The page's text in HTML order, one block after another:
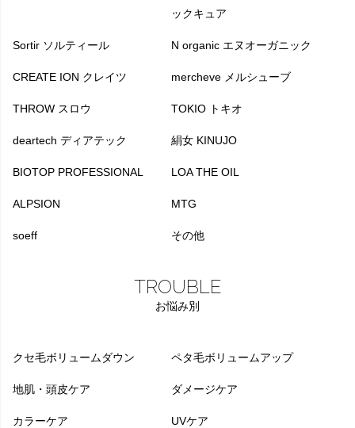
ックキュア
Sortir ソルティール N organic エヌオーガニック
CREATE ION クレイツ mercheve メルシューブ
THROW スロウ TOKIO トキオ
deartech ディアテック 絹女 KINUJO
BIOTOP PROFESSIONAL LOA THE OIL
ALPSION MTG
soeff その他
TROUBLE
お悩み別
クセ毛ボリュームダウン ペタ毛ボリュームアップ
地肌・頭皮ケア ダメージケア
カラーケア UVケア